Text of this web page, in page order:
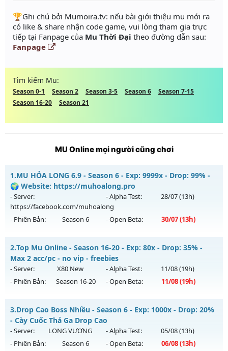
️🏆Ghi chú bởi Mumoira.tv: nếu bài giới thiệu mu mới ra
có like & share nhận code game, vui lòng tham gia trực
tiếp tại Fanpage của Mu Thời Đại theo đường dẫn sau:
Fanpage
Tìm kiếm Mu:
Season 0-1 Season 2 Season 3-5 Season 6
Season 7-15
Season 16-20
Season 21
MU Online mọi người cũng chơi
1.MU HỎA LONG 6.9 - Season 6 - Exp: 9999x - Drop: 99% -
🌍 Website: https://muhoalong.pro
- Server:
https://facebook.com/muhoalong
- Alpha Test: 28/07(13h)
- Phiên Bản: Season 6 - Open Beta: 30/07(13h)
MU HỎA LONG 6.9 - 🌍 Website: https://muhoalong.pro
Mu mới ra tháng 07 2026 - Mở máy chủ
https://facebook.com/muhoalongvào 13h ngày
30/07/2626
Kiểu reset: Non Reset
Thể loại: Mu Nguyên bản Webzen
Antihack: Xshiel
2.Top Mu Online - Season 16-20 - Exp: 80x - Drop: 35% -
Max 2 acc/pc - no vip - freebies
- Server: X80 New - Alpha Test: 11/08(19h)
- Phiên Bản:
Season 16-20 - Open Beta: 11/08(19h)
Top Mu Online - Max 2 acc/pc - no vip - freebies
Mu mới ra tháng 08 2026 - Mở máy chủ
ngày 11/08/2626
Exp: 80x - Drop: 35%
3.Drop Cao Boss Nhiều - Season 6 - Exp: 1000x - Drop: 20%
- Cày Cuốc Thả Ga Drop Cao
- Server: LONG VƯƠNG - Alpha Test: 05/08(13h)
- Phiên Bản:
Season 6 - Open Beta: 06/08(13h)